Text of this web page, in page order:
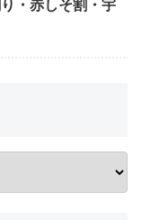
・赤しそ割・宇